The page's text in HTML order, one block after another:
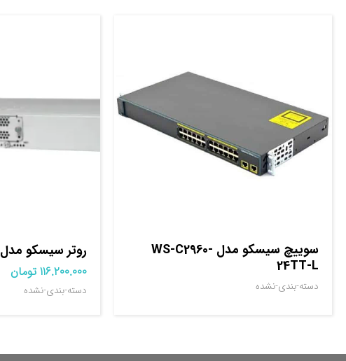
سوييچ سيسکو مدل WS-C2960-
24TT-L
دسته-بندی-نشده
روتر سيسکو مدل C8200L-1N-4T
116.200.000 تومان
دسته-بندی-نشده